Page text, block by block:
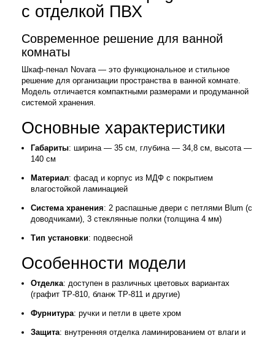
с отделкой ПВХ
Современное решение для ванной
комнаты
Шкаф-пенал Novara — это функциональное и стильное
решение для организации пространства в ванной комнате.
Модель отличается компактными размерами и продуманной
системой хранения.
Основные характеристики
Габариты: ширина — 35 см, глубина — 34,8 см, высота —
140 см
Материал: фасад и корпус из МДФ с покрытием
влагостойкой ламинацией
Система хранения: 2 распашные двери с петлями Blum (с
доводчиками), 3 стеклянные полки (толщина 4 мм)
Тип установки: подвесной
Особенности модели
Отделка: доступен в различных цветовых вариантах
(графит TP-810, бланж TP-811 и другие)
Фурнитура: ручки и петли в цвете хром
Защита: внутренняя отделка ламинированием от влаги и